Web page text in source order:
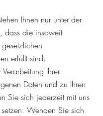
Ihnen nur unter der
dass die insoweit
erfüllt sind.
Ihrer
Daten und zu Ihren
Sie sich jederzeit mit uns
Wenden Sie sich